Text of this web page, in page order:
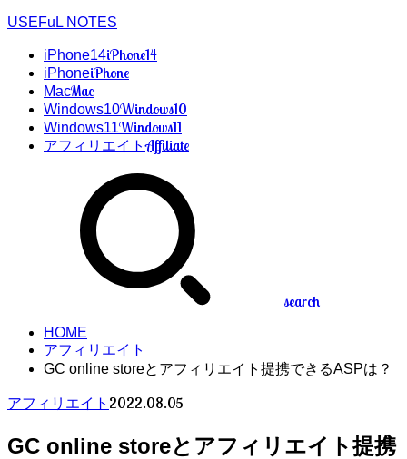
USEFuL NOTES
iPhone14iPhone14
iPhoneiPhone
MacMac
Windows10Windows10
Windows11Windows11
アフィリエイトAffiliate
search
HOME
アフィリエイト
GC online storeとアフィリエイト提携できるASPは？
アフィリエイト 2022.08.05
GC online storeとアフィリエイト提携